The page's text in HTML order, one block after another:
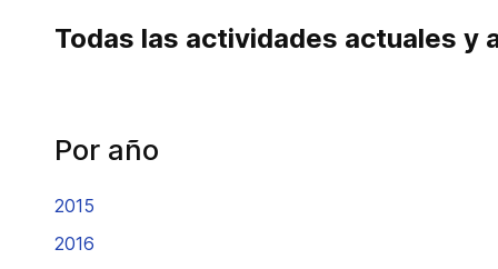
Todas las actividades actuales y
Por año
2015
2016